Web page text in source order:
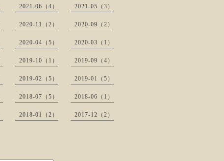
2021-06（4） 2021-05（3）
2020-11（2） 2020-09（2）
2020-04（5） 2020-03（1）
2019-10（1） 2019-09（4）
2019-02（5） 2019-01（5）
2018-07（5） 2018-06（1）
2018-01（2） 2017-12（2）